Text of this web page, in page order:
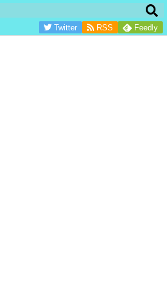
Twitter RSS Feedly